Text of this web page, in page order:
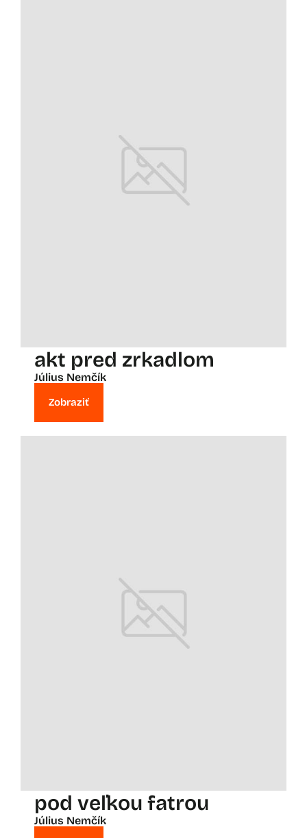
akt pred zrkadlom
Július Nemčík
Zobraziť
pod veľkou fatrou
Július Nemčík